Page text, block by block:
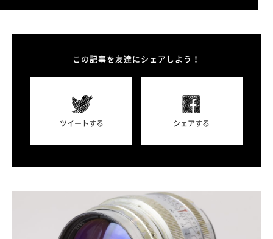
この記事を友達にシェアしよう！
ツイートする シェアする